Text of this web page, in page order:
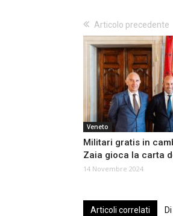
Articolo precedente
Veneto
Militari gratis in
Zaia gioca la carta
14 Novembre 2024
Articoli correlati